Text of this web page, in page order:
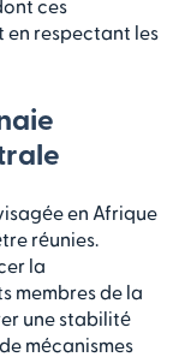
ces
respectant les
en Afrique
réunies.
la
membres de la
une stabilité
mécanismes